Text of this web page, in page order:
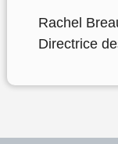
Rachel
Directrice